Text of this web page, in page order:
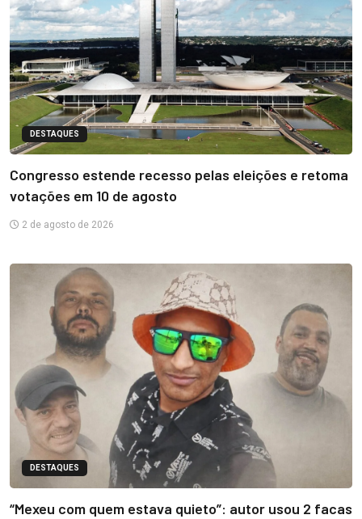
DESTAQUES
Congresso estende recesso pelas eleições e retoma
votações em 10 de agosto
2 de agosto de 2026
DESTAQUES
“Mexeu com quem estava quieto”: autor usou 2 facas